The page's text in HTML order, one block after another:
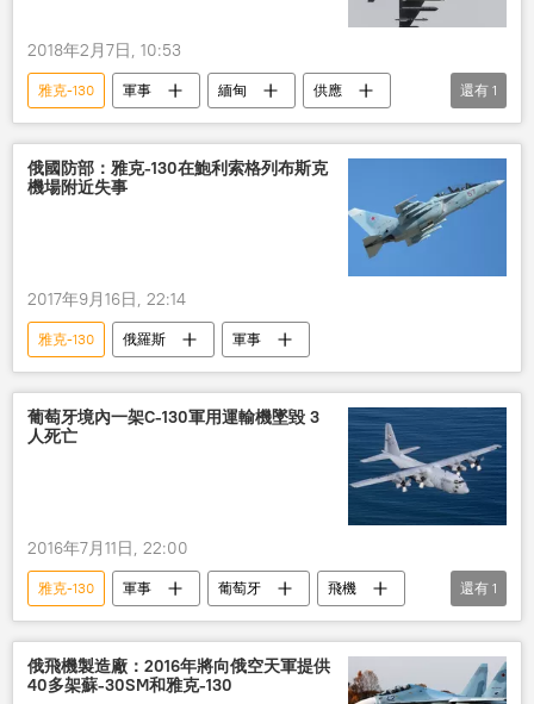
2018年2月7日, 10:53
雅克-130 軍事 緬甸
供應
俄羅斯
還有 1
俄國防部：雅克-130在鮑利索格列布斯克
機場附近失事
2017年9月16日, 22:14
雅克-130 俄羅斯 軍事
葡萄牙境內一架C-130軍用運輸機墜毀 3
人死亡
2016年7月11日, 22:00
雅克-130 軍事 葡萄牙
飛機
墜毀
還有 1
俄飛機製造廠：2016年將向俄空天軍提供
40多架蘇-30SM和雅克-130